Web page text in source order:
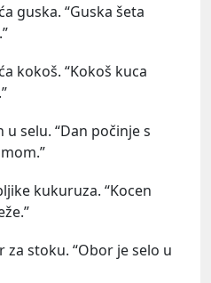
guska. “Guska šeta
kokoš. “Kokoš kuca
selu. “Dan počinje s
kukuruza. “Kocen
stoku. “Obor je selo u